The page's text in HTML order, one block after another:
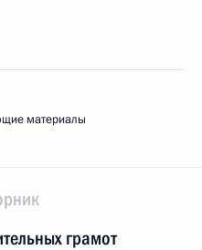
материалы
грамот